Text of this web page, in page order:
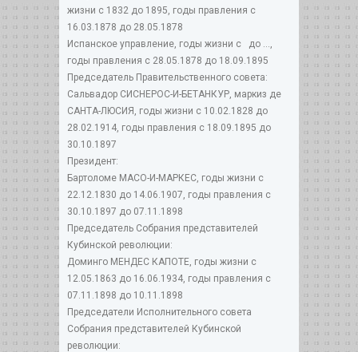
жизни с 1832 до 1895, годы правления с
16.03.1878 до 28.05.1878
Испанское управление, годы жизни с до ...,
годы правления с 28.05.1878 до 18.09.1895
Председатель Правительственного совета:
Сальвадор СИСНЕРОС-И-БЕТАНКУР, маркиз де
САНТА-ЛЮСИЯ, годы жизни с 10.02.1828 до
28.02.1914, годы правления с 18.09.1895 до
30.10.1897
Президент:
Бартоломе МАСО-И-МАРКЕС, годы жизни с
22.12.1830 до 14.06.1907, годы правления с
30.10.1897 до 07.11.1898
Председатель Собрания представителей
Кубинской революции:
Доминго МЕНДЕС КАПОТЕ, годы жизни с
12.05.1863 до 16.06.1934, годы правления с
07.11.1898 до 10.11.1898
Председатели Исполнительного совета
Собрания представителей Кубинской
революции: